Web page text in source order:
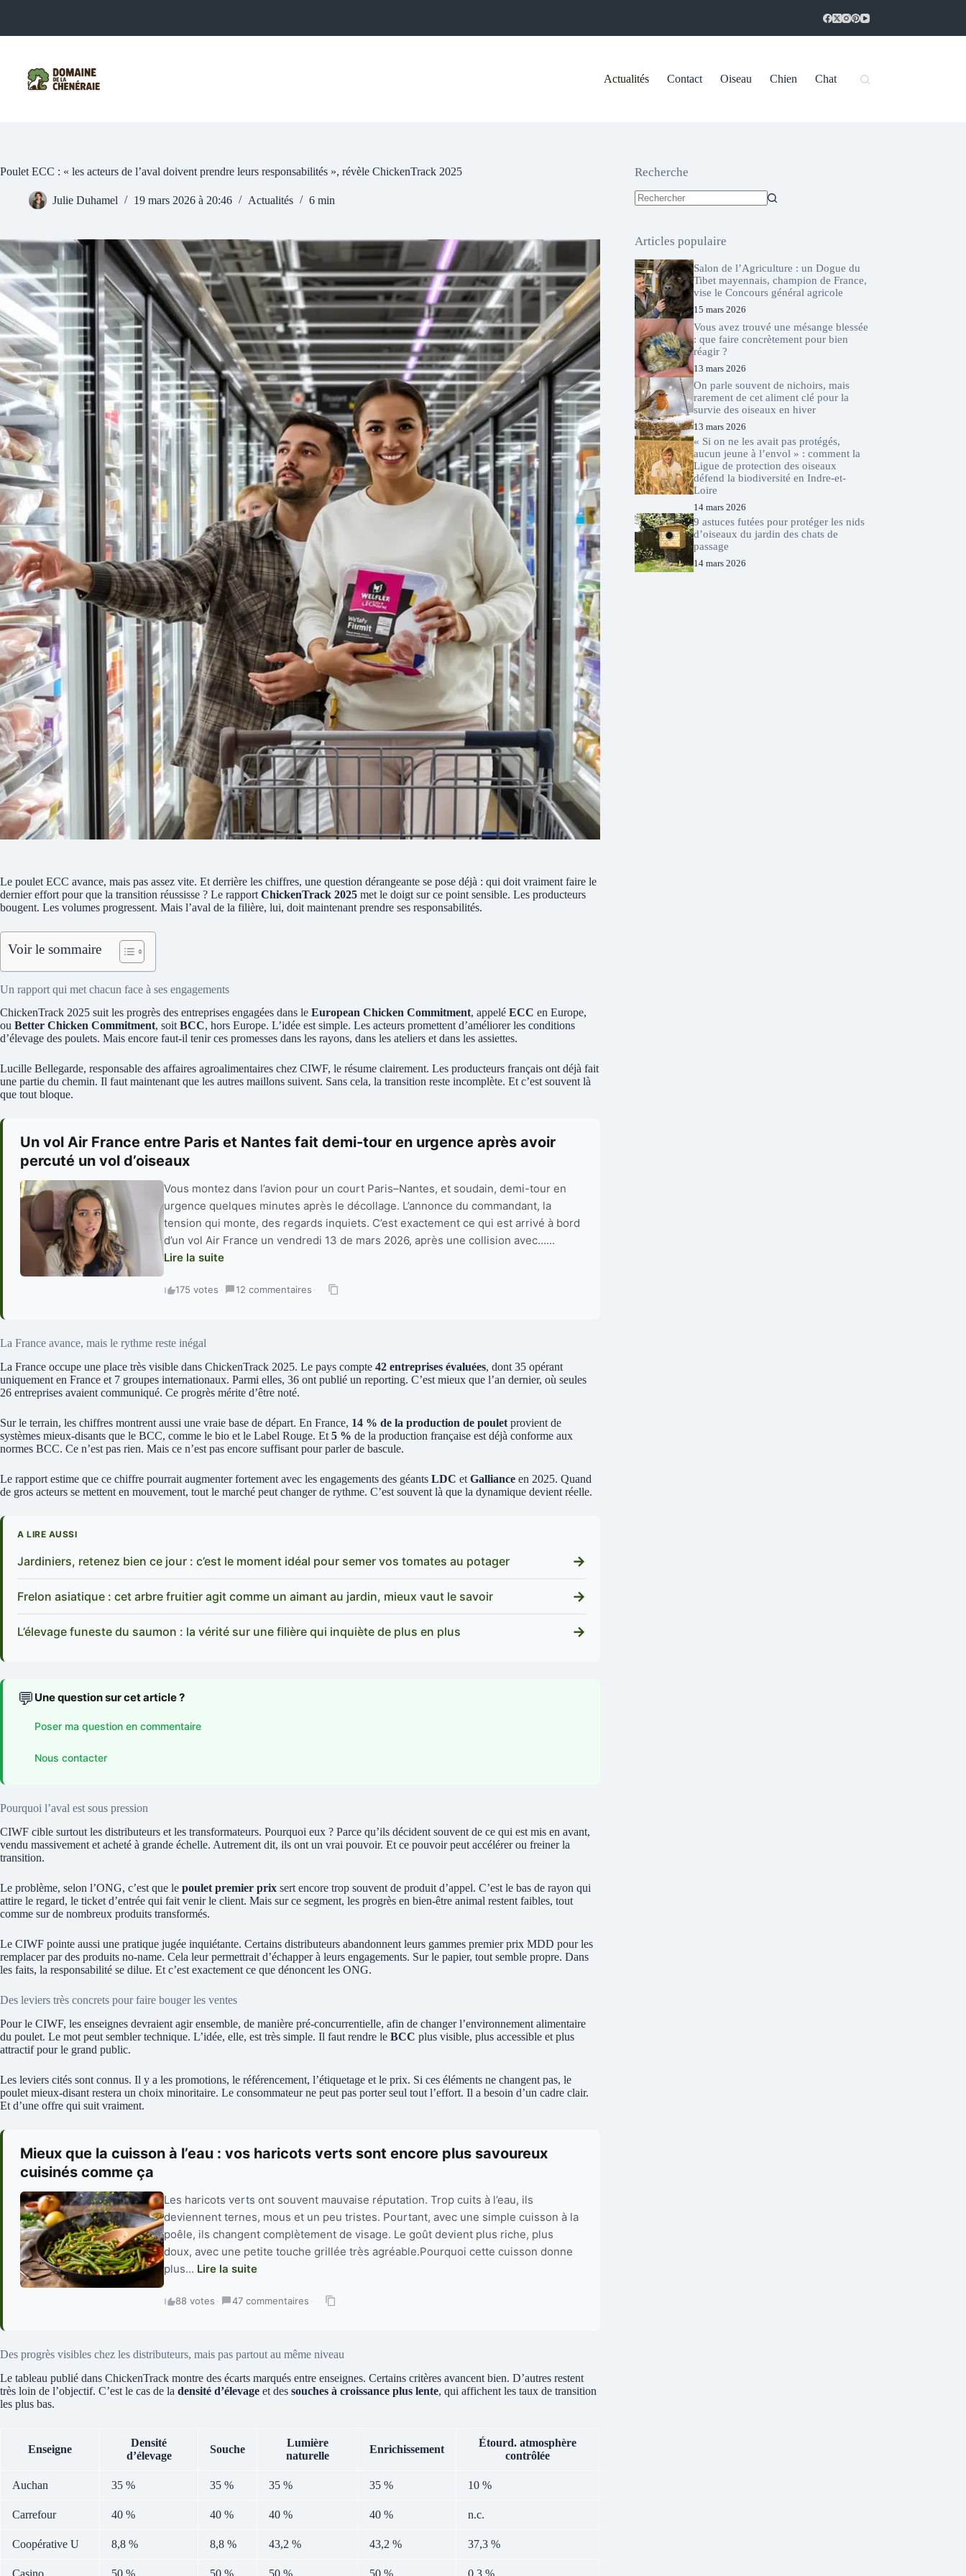
Actualités Contact Oiseau Chien Chat
Poulet ECC : « les acteurs de l’aval doivent prendre leurs responsabilités », révèle ChickenTrack 2025
Julie Duhamel 19 mars 2026 à 20:46 Actualités 6 min
Le poulet ECC avance, mais pas assez vite. Et derrière les chiffres, une question dérangeante se pose déjà : qui doit vraiment faire le
dernier effort pour que la transition réussisse ? Le rapport ChickenTrack 2025 met le doigt sur ce point sensible. Les producteurs
bougent. Les volumes progressent. Mais l’aval de la filière, lui, doit maintenant prendre ses responsabilités.
Voir le sommaire
Un rapport qui met chacun face à ses engagements
ChickenTrack 2025 suit les progrès des entreprises engagées dans le European Chicken Commitment, appelé ECC en Europe,
ou Better Chicken Commitment, soitBCC, hors Europe. L’idée est simple. Les acteurs promettent d’améliorer les conditions
d’élevage des poulets. Mais encore faut-il tenir ces promesses dans les rayons, dans les ateliers et dans les assiettes.
Lucille Bellegarde, responsable des affaires agroalimentaires chez CIWF, le résume clairement. Les producteurs français ont déjà fait
une partie du chemin. Il faut maintenant que les autres maillons suivent. Sans cela, la transition reste incomplète. Et c’est souvent là
que tout bloque.
Un vol Air France entre Paris et Nantes fait demi-tour en urgence après avoir
percuté un vol d’oiseaux
Vous montez dans l’avion pour un court Paris–Nantes, et soudain, demi-tour en
urgence quelques minutes après le décollage. L’annonce du commandant, la
tension qui monte, des regards inquiets. C’est exactement ce qui est arrivé à bord
d’un vol Air France un vendredi 13 de mars 2026, après une collision avec…...
Lire la suite
175 votes · 12 commentaires ·
La France avance, mais le rythme reste inégal
La France occupe une place très visible dans ChickenTrack 2025. Le pays compte 42 entreprises évaluées, dont 35 opérant
uniquement en France et 7 groupes internationaux. Parmi elles, 36 ont publié un reporting. C’est mieux que l’an dernier, où seules
26 entreprises avaient communiqué. Ce progrès mérite d’être noté.
Sur le terrain, les chiffres montrent aussi une vraie base de départ. En France, 14 % de la production de poulet provient de
systèmes mieux-disants que le BCC, comme le bio et le Label Rouge. Et 5 % de la production française est déjà conforme aux
normes BCC. Ce n’est pas rien. Mais ce n’est pas encore suffisant pour parler de bascule.
Le rapport estime que ce chiffre pourrait augmenter fortement avec les engagements des géants LDC et Galliance en 2025. Quand
de gros acteurs se mettent en mouvement, tout le marché peut changer de rythme. C’est souvent là que la dynamique devient réelle.
A LIRE AUSSI
Jardiniers, retenez bien ce jour : c’est le moment idéal pour semer vos tomates au potager →
Frelon asiatique : cet arbre fruitier agit comme un aimant au jardin, mieux vaut le savoir →
L’élevage funeste du saumon : la vérité sur une filière qui inquiète de plus en plus →
💬 Une question sur cet article ?
Poser ma question en commentaire
Nous contacter
Pourquoi l’aval est sous pression
CIWF cible surtout les distributeurs et les transformateurs. Pourquoi eux ? Parce qu’ils décident souvent de ce qui est mis en avant,
vendu massivement et acheté à grande échelle. Autrement dit, ils ont un vrai pouvoir. Et ce pouvoir peut accélérer ou freiner la
transition.
Le problème, selon l’ONG, c’est que le poulet premier prix sert encore trop souvent de produit d’appel. C’est le bas de rayon qui
attire le regard, le ticket d’entrée qui fait venir le client. Mais sur ce segment, les progrès en bien-être animal restent faibles, tout
comme sur de nombreux produits transformés.
Le CIWF pointe aussi une pratique jugée inquiétante. Certains distributeurs abandonnent leurs gammes premier prix MDD pour les
remplacer par des produits no-name. Cela leur permettrait d’échapper à leurs engagements. Sur le papier, tout semble propre. Dans
les faits, la responsabilité se dilue. Et c’est exactement ce que dénoncent les ONG.
Des leviers très concrets pour faire bouger les ventes
Pour le CIWF, les enseignes devraient agir ensemble, de manière pré-concurrentielle, afin de changer l’environnement alimentaire
du poulet. Le mot peut sembler technique. L’idée, elle, est très simple. Il faut rendre le BCC plus visible, plus accessible et plus
attractif pour le grand public.
Les leviers cités sont connus. Il y a les promotions, le référencement, l’étiquetage et le prix. Si ces éléments ne changent pas, le
poulet mieux-disant restera un choix minoritaire. Le consommateur ne peut pas porter seul tout l’effort. Il a besoin d’un cadre clair.
Et d’une offre qui suit vraiment.
Mieux que la cuisson à l’eau : vos haricots verts sont encore plus savoureux
cuisinés comme ça
Les haricots verts ont souvent mauvaise réputation. Trop cuits à l’eau, ils
deviennent ternes, mous et un peu tristes. Pourtant, avec une simple cuisson à la
poêle, ils changent complètement de visage. Le goût devient plus riche, plus
doux, avec une petite touche grillée très agréable.Pourquoi cette cuisson donne
plus... Lire la suite
88 votes · 47 commentaires ·
Des progrès visibles chez les distributeurs, mais pas partout au même niveau
Le tableau publié dans ChickenTrack montre des écarts marqués entre enseignes. Certains critères avancent bien. D’autres restent
très loin de l’objectif. C’est le cas de la densité d’élevage et des souches à croissance plus lente, qui affichent les taux de transition
les plus bas.
Enseigne
Densité
d’élevage
Souche
Lumière
naturelle
Enrichissement
Étourd. atmosphère
contrôlée
Auchan 35 % 35 % 35 % 35 % 10 %
Carrefour 40 % 40 % 40 % 40 % n.c.
Coopérative U 8,8 % 8,8 % 43,2 % 43,2 % 37,3 %
Casino 50 % 50 % 50 % 50 % 0,3 %
Recherche
Articles populaire
Salon de l’Agriculture : un Dogue du
Tibet mayennais, champion de France,
vise le Concours général agricole
15 mars 2026
Vous avez trouvé une mésange blessée
: que faire concrètement pour bien
réagir ?
13 mars 2026
On parle souvent de nichoirs, mais
rarement de cet aliment clé pour la
survie des oiseaux en hiver
13 mars 2026
« Si on ne les avait pas protégés,
aucun jeune à l’envol » : comment la
Ligue de protection des oiseaux
défend la biodiversité en Indre-et-
Loire
14 mars 2026
9 astuces futées pour protéger les nids
d’oiseaux du jardin des chats de
passage
14 mars 2026